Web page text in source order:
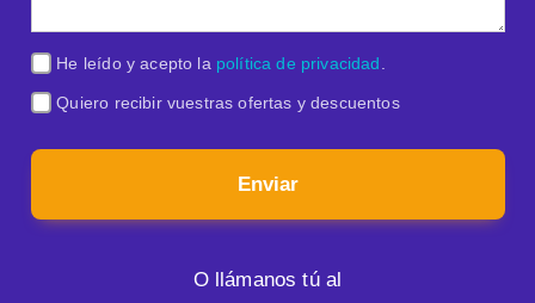
He leído y acepto la política de privacidad
Quiero recibir vuestras ofertas y descuentos
Enviar
O llámanos tú al